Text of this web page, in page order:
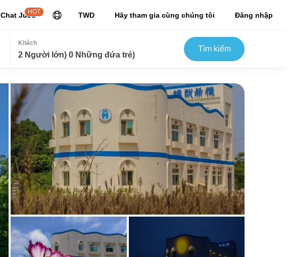
Chat JuJu
HOT TWD Hãy tham gia cùng chúng tôi Đăng nhập
Khách
2 Người lớn) 0 Những đứa trẻ)
Tìm kiếm